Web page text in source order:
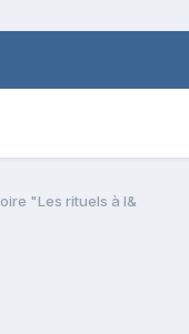
"Les rituels à l&